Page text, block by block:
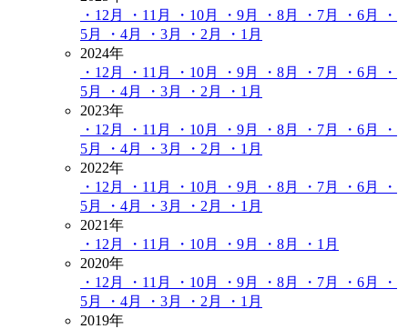
・12月
・11月 ・10月 ・9月 ・8月 ・7月 ・6月
・
5月
・4月 ・3月 ・2月
・1月
2024年
・12月
・11月 ・10月 ・9月 ・8月 ・7月 ・6月
・
5月
・4月 ・3月 ・2月
・1月
2023年
・12月
・11月 ・10月 ・9月 ・8月 ・7月 ・6月
・
5月
・4月 ・3月 ・2月
・1月
2022年
・12月
・11月 ・10月 ・9月 ・8月 ・7月 ・6月
・
5月
・4月 ・3月 ・2月
・1月
2021年
・12月
・11月 ・10月 ・9月 ・8月
・1月
2020年
・12月
・11月 ・10月 ・9月 ・8月 ・7月 ・6月
・
5月
・4月 ・3月 ・2月
・1月
2019年